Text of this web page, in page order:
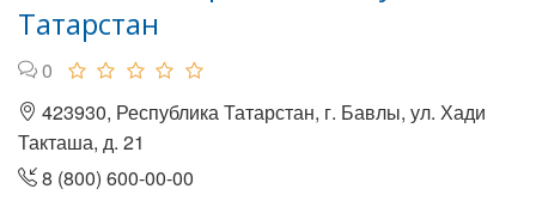
Татарстан
0
423930, Республика Татарстан, г. Бавлы, ул. Хади
Такташа, д. 21
8 (800) 600-00-00